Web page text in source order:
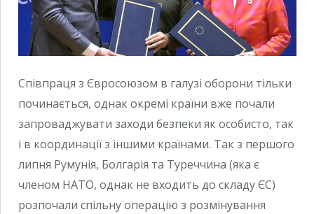
Співпраця з Євросоюзом в галузі оборони тільки
починається, однак окремі країни вже почали
запроваджувати заходи безпеки як особисто, так
і в координації з іншими країнами. Так з першого
липня Румунія, Болгарія та Туреччина (яка є
членом НАТО, однак не входить до складу ЄС)
розпочали спільну операцію з розмінування